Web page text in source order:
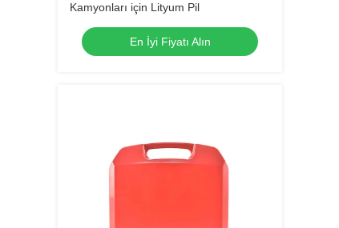
Kamyonları için Lityum Pil
En İyi Fiyatı Alın